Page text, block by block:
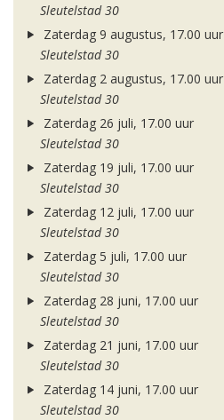
Sleutelstad 30
Zaterdag 9 augustus, 17.00 uur
Sleutelstad 30
Zaterdag 2 augustus, 17.00 uur
Sleutelstad 30
Zaterdag 26 juli, 17.00 uur
Sleutelstad 30
Zaterdag 19 juli, 17.00 uur
Sleutelstad 30
Zaterdag 12 juli, 17.00 uur
Sleutelstad 30
Zaterdag 5 juli, 17.00 uur
Sleutelstad 30
Zaterdag 28 juni, 17.00 uur
Sleutelstad 30
Zaterdag 21 juni, 17.00 uur
Sleutelstad 30
Zaterdag 14 juni, 17.00 uur
Sleutelstad 30